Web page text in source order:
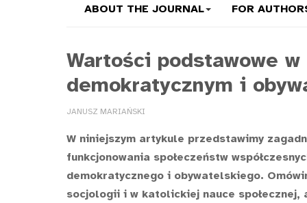
ABOUT THE JOURNAL FOR
Wartości podstawowe
demokratycznym i
JANUSZ MARIAŃSKI
W niniejszym artykule przedstawimy
funkcjonowania społeczeństw
demokratycznego i obywatelskiego.
socjologii i w katolickiej nauce